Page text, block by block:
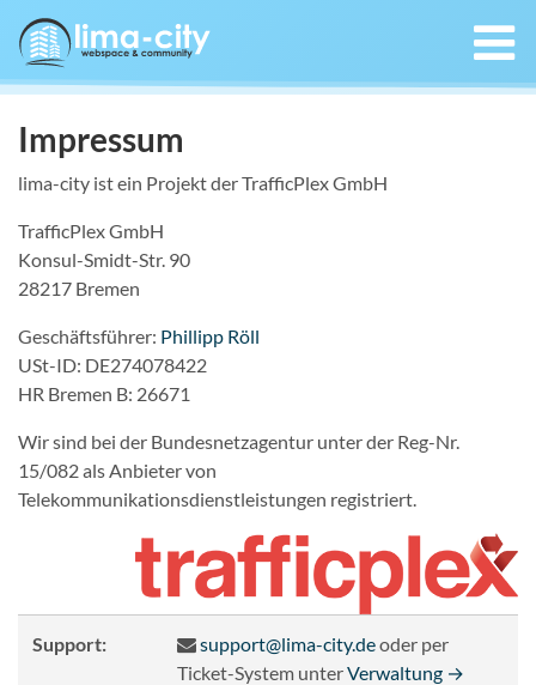
Impressum
lima-city ist ein Projekt der TrafficPlex GmbH
TrafficPlex GmbH
Konsul-Smidt-Str. 90
28217 Bremen
Geschäftsführer: Phillipp Röll
USt-ID: DE274078422
HR Bremen B: 26671
Wir sind bei der Bundesnetzagentur unter der Reg-Nr.
15/082 als Anbieter von
Telekommunikationsdienstleistungen registriert.
Support: support@lima-city.deoder per
Ticket-System unterVerwaltung →